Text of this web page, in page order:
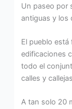
Un paseo por
antiguas y los
El pueblo
edificaciones
todo el
calles y
A tan solo 20